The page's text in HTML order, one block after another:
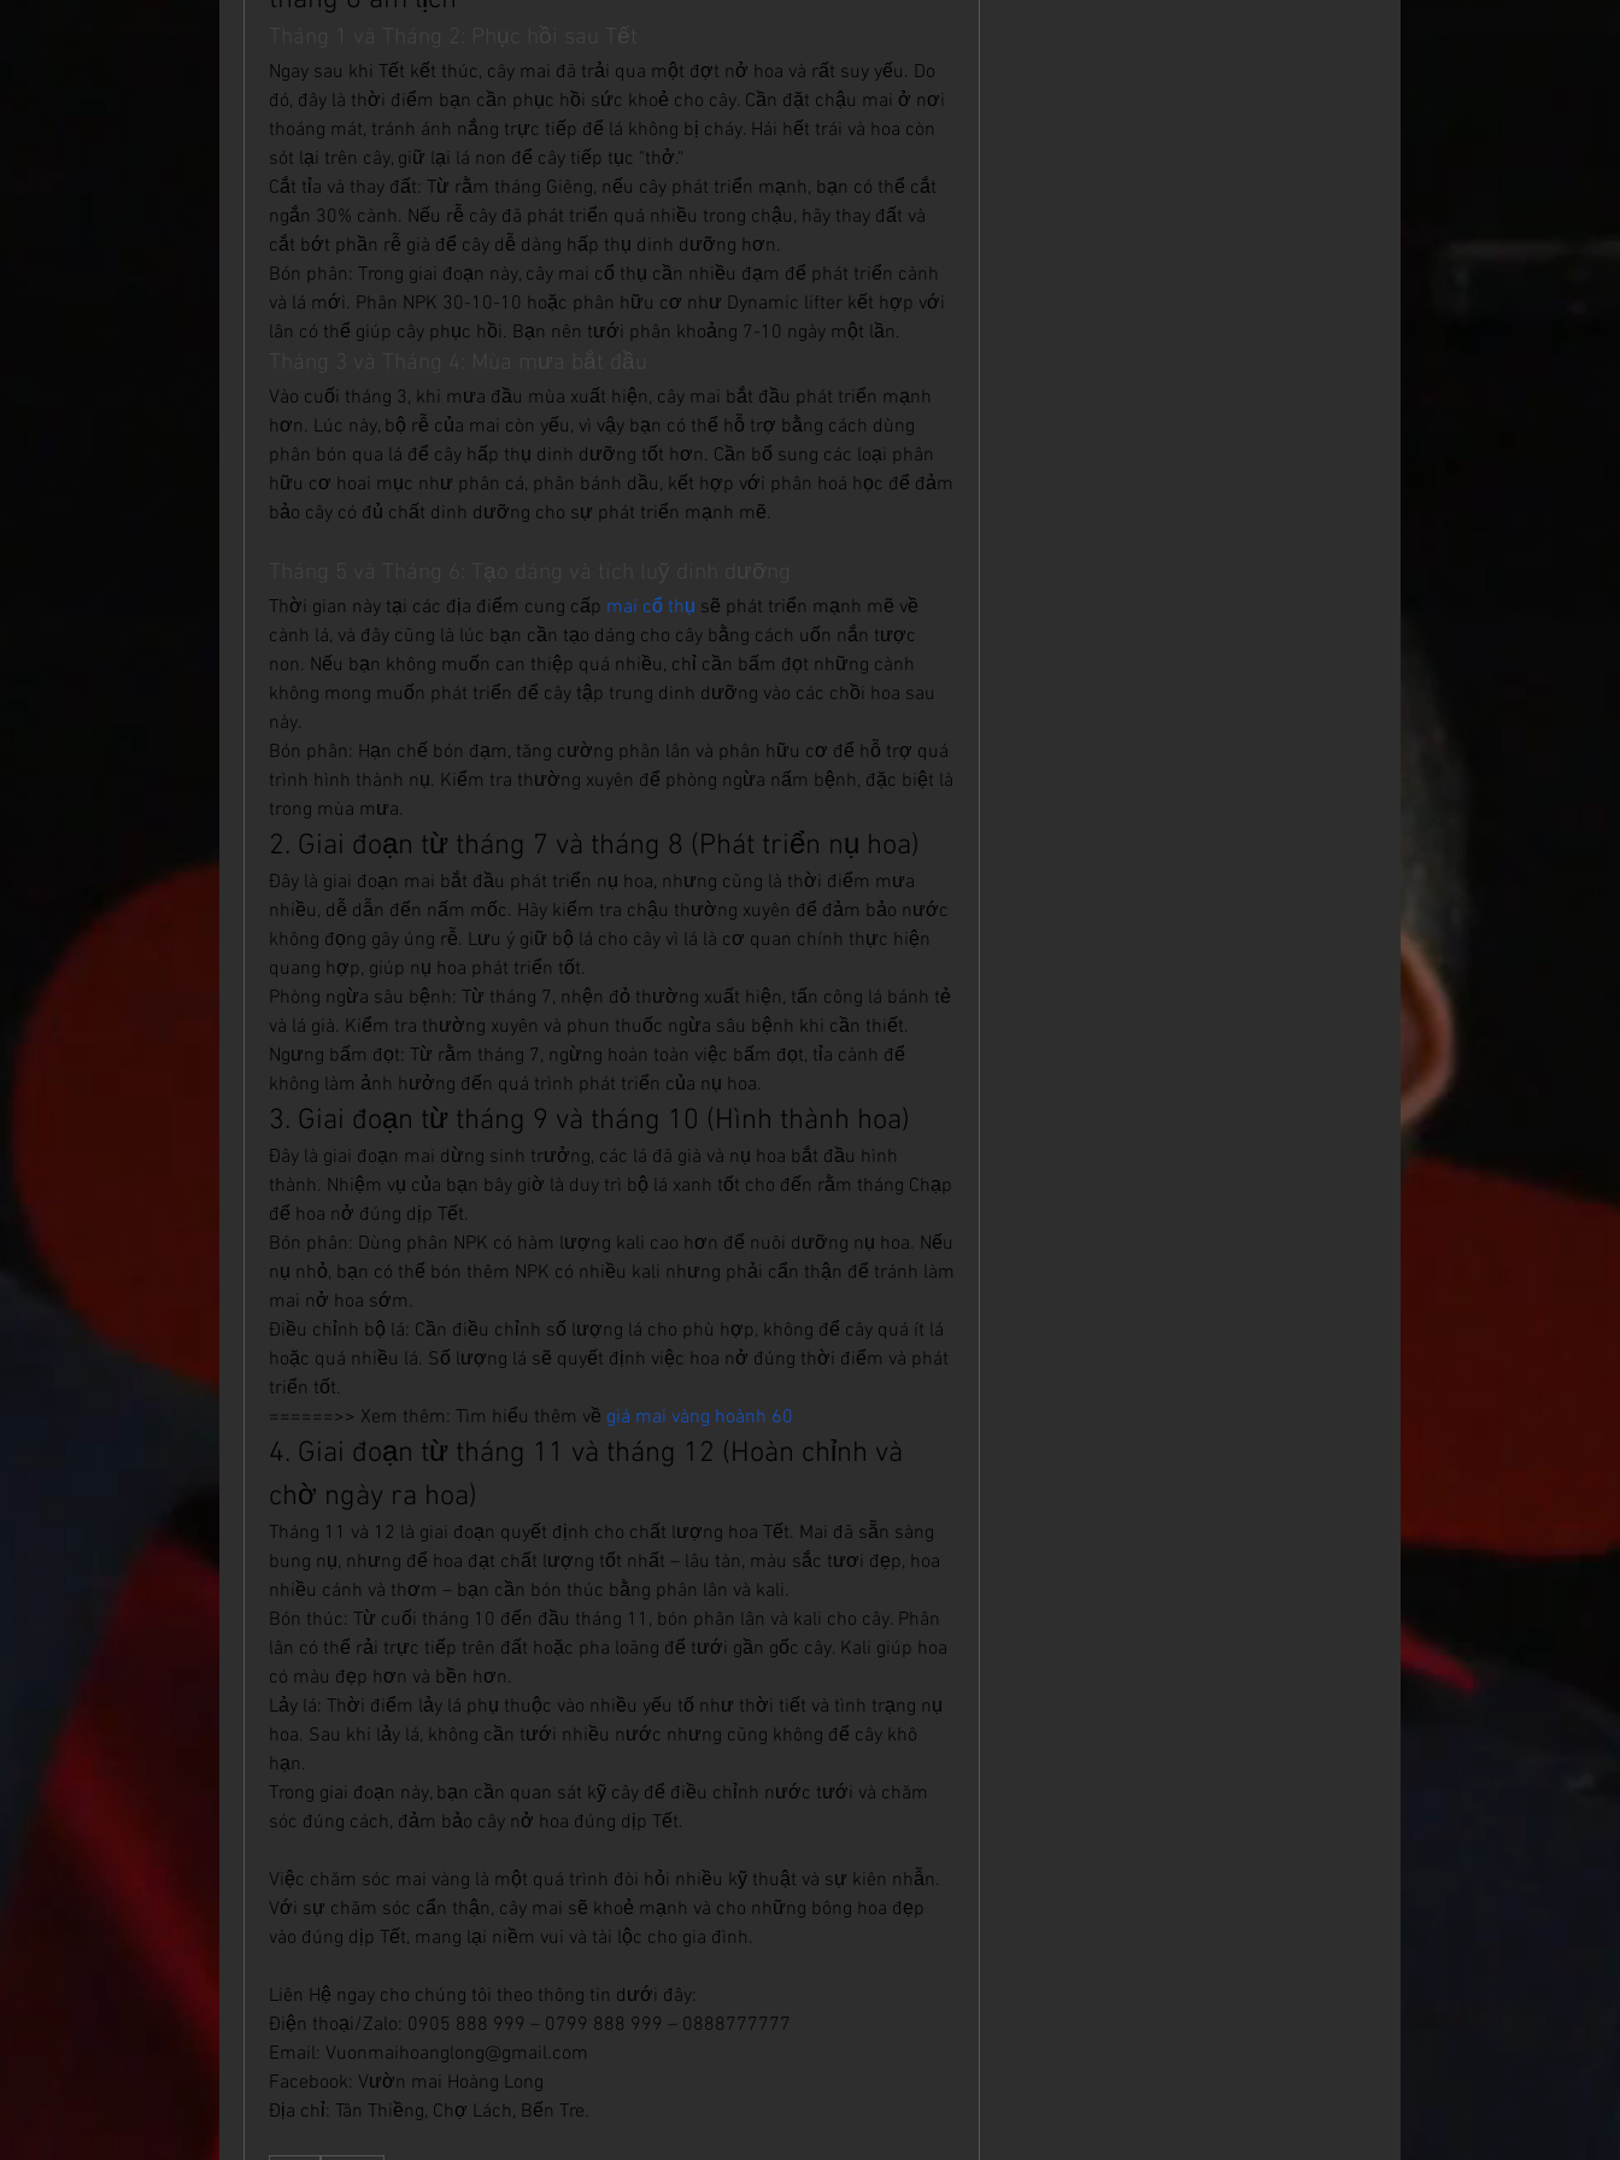
Ngay sau khi Tết kết thúc, cây mai đã trải qua một đợt nở hoa và rất suy yếu. Do
đó, đây là thời điểm bạn cần phục hồi sức khoẻ cho cây. Cần đặt chậu mai ở nơi
thoáng mát, tránh ánh nắng trực tiếp để lá không bị cháy. Hái hết trái và hoa còn
sót lại trên cây, giữ lại lá non để cây tiếp tục "thở."
Cắt tỉa và thay đất: Từ rằm tháng Giêng, nếu cây phát triển mạnh, bạn có thể cắt
ngắn 30% cành. Nếu rễ cây đã phát triển quá nhiều trong chậu, hãy thay đất và
cắt bớt phần rễ già để cây dễ dàng hấp thụ dinh dưỡng hơn.
Bón phân: Trong giai đoạn này, cây mai cổ thụ cần nhiều đạm để phát triển cành
và lá mới. Phân NPK 30-10-10 hoặc phân hữu cơ như Dynamic lifter kết hợp với
lân có thể giúp cây phục hồi. Bạn nên tưới phân khoảng 7-10 ngày một lần.
Vào cuối tháng 3, khi mưa đầu mùa xuất hiện, cây mai bắt đầu phát triển mạnh
hơn. Lúc này, bộ rễ của mai còn yếu, vì vậy bạn có thể hỗ trợ bằng cách dùng
phân bón qua lá để cây hấp thụ dinh dưỡng tốt hơn. Cần bổ sung các loại phân
hữu cơ hoai mục như phân cá, phân bánh dầu, kết hợp với phân hoá học để đảm
bảo cây có đủ chất dinh dưỡng cho sự phát triển mạnh mẽ.
Thời gian này tại các địa điểm cung cấp mai cổ thụ sẽ phát triển mạnh mẽ về
cành lá, và đây cũng là lúc bạn cần tạo dáng cho cây bằng cách uốn nắn tược
non. Nếu bạn không muốn can thiệp quá nhiều, chỉ cần bấm đọt những cành
không mong muốn phát triển để cây tập trung dinh dưỡng vào các chồi hoa sau
này.
Bón phân: Hạn chế bón đạm, tăng cường phân lân và phân hữu cơ để hỗ trợ quá
trình hình thành nụ. Kiểm tra thường xuyên để phòng ngừa nấm bệnh, đặc biệt là
trong mùa mưa.
2. Giai đoạn từ tháng 7 và tháng 8 (Phát triển nụ hoa)
Đây là giai đoạn mai bắt đầu phát triển nụ hoa, nhưng cũng là thời điểm mưa
nhiều, dễ dẫn đến nấm mốc. Hãy kiểm tra chậu thường xuyên để đảm bảo nước
không đọng gây úng rễ. Lưu ý giữ bộ lá cho cây vì lá là cơ quan chính thực hiện
quang hợp, giúp nụ hoa phát triển tốt.
Phòng ngừa sâu bệnh: Từ tháng 7, nhện đỏ thường xuất hiện, tấn công lá bánh tẻ
và lá già. Kiểm tra thường xuyên và phun thuốc ngừa sâu bệnh khi cần thiết.
Ngưng bấm đọt: Từ rằm tháng 7, ngừng hoàn toàn việc bấm đọt, tỉa cành để
không làm ảnh hưởng đến quá trình phát triển của nụ hoa.
3. Giai đoạn từ tháng 9 và tháng 10 (Hình thành hoa)
Đây là giai đoạn mai dừng sinh trưởng, các lá đã già và nụ hoa bắt đầu hình
thành. Nhiệm vụ của bạn bây giờ là duy trì bộ lá xanh tốt cho đến rằm tháng Chạp
để hoa nở đúng dịp Tết.
Bón phân: Dùng phân NPK có hàm lượng kali cao hơn để nuôi dưỡng nụ hoa. Nếu
nụ nhỏ, bạn có thể bón thêm NPK có nhiều kali nhưng phải cẩn thận để tránh làm
mai nở hoa sớm.
Điều chỉnh bộ lá: Cần điều chỉnh số lượng lá cho phù hợp, không để cây quá ít lá
hoặc quá nhiều lá. Số lượng lá sẽ quyết định việc hoa nở đúng thời điểm và phát
triển tốt.
======>> Xem thêm: Tìm hiểu thêm về giá mai vàng hoành 60
4. Giai đoạn từ tháng 11 và tháng 12 (Hoàn chỉnh và
chờ ngày ra hoa)
Tháng 11 và 12 là giai đoạn quyết định cho chất lượng hoa Tết. Mai đã sẵn sàng
bung nụ, nhưng để hoa đạt chất lượng tốt nhất – lâu tàn, màu sắc tươi đẹp, hoa
nhiều cánh và thơm – bạn cần bón thúc bằng phân lân và kali.
Bón thúc: Từ cuối tháng 10 đến đầu tháng 11, bón phân lân và kali cho cây. Phân
lân có thể rải trực tiếp trên đất hoặc pha loãng để tưới gần gốc cây. Kali giúp hoa
có màu đẹp hơn và bền hơn.
Lảy lá: Thời điểm lảy lá phụ thuộc vào nhiều yếu tố như thời tiết và tình trạng nụ
hoa. Sau khi lảy lá, không cần tưới nhiều nước nhưng cũng không để cây khô
hạn.
Trong giai đoạn này, bạn cần quan sát kỹ cây để điều chỉnh nước tưới và chăm
sóc đúng cách, đảm bảo cây nở hoa đúng dịp Tết.
Việc chăm sóc mai vàng là một quá trình đòi hỏi nhiều kỹ thuật và sự kiên nhẫn.
Với sự chăm sóc cẩn thận, cây mai sẽ khoẻ mạnh và cho những bông hoa đẹp
vào đúng dịp Tết, mang lại niềm vui và tài lộc cho gia đình.
Liên Hệ ngay cho chúng tôi theo thông tin dưới đây:
Điện thoại/Zalo: 0905 888 999 – 0799 888 999 – 0888777777
Email: Vuonmaihoanglong@gmail.com
Facebook: Vườn mai Hoàng Long
Địa chỉ: Tân Thiềng, Chợ Lách, Bến Tre.